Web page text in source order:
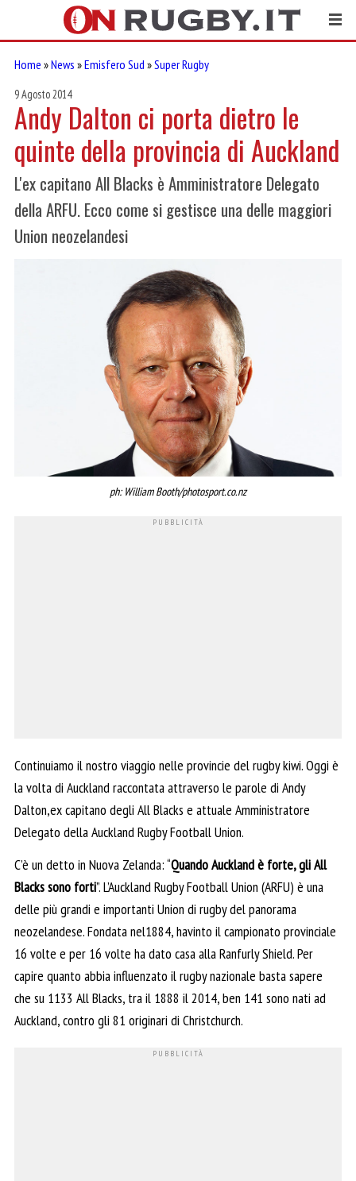
Home »News »Emisfero Sud »Super Rugby
9 Agosto 2014
Andy Dalton ci porta dietro le
quinte della provincia di Auckland
L'ex capitano All Blacks è Amministratore Delegato
della ARFU. Ecco come si gestisce una delle maggiori
Union neozelandesi
ph: William Booth/photosport.co.nz
Continuiamo il nostro viaggio nelle provincie del rugby kiwi. Oggi è
la volta di Auckland raccontata attraverso le parole di Andy
Dalton,ex capitano degli All Blacks e attuale Amministratore
Delegato della Auckland Rugby Football Union.
C’è un detto in Nuova Zelanda: “Quando Auckland è forte, gli All
Blacks sono forti”. L’Auckland Rugby Football Union (ARFU) è una
delle più grandi e importanti Union di rugby del panorama
neozelandese. Fondata nel1884, havinto il campionato provinciale
16 volte e per 16 volte ha dato casa alla Ranfurly Shield. Per
capire quanto abbia influenzato il rugby nazionale basta sapere
che su 1133 All Blacks, tra il 1888 il 2014, ben 141 sono nati ad
Auckland, contro gli 81 originari di Christchurch.